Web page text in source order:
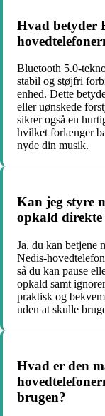
Hvad betyder
Bluetooth 5.0-
stabil og støjfri
enhed. Dette
eller uønskede
sikrer også en
hvilket forlænger
nyde din musik.
Kan jeg styre
opkald direkte
Ja, du kan betjene
Nedis-
så du kan pause
opkald samt
praktisk og
uden at skulle
Hvad er den
brugen?